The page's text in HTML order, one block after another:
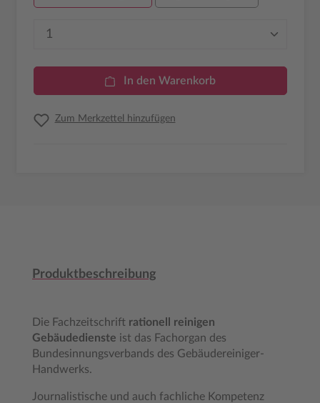
Produkt Anzahl: Gib den gewünschten
In den Warenkorb
Zum Merkzettel hinzufügen
Produktbeschreibung
Die Fachzeitschrift rationell reinigen
Gebäudedienste ist das Fachorgan des
Bundesinnungsverbands des Gebäudereiniger-
Handwerks.
Journalistische und auch fachliche Kompetenz